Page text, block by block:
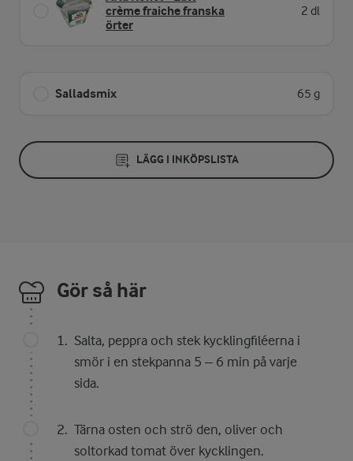
crème fraiche franska
örter
2 dl
Salladsmix 65 g
LÄGG I INKÖPSLISTA
Gör så här
Salta, peppra och stek kycklingfiléerna i
smör i en stekpanna 5 – 6 min på varje
sida.
Tärna osten och strö den, oliver och
soltorkad tomat över kycklingen.